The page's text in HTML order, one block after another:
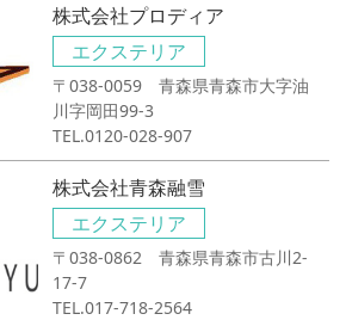
株式会社プロディア
エクステリア
〒038-0059 青森県青森市大字油
川字岡田99-3
TEL.0120-028-907
株式会社青森融雪
エクステリア
〒038-0862 青森県青森市古川2-
17-7
TEL.017-718-2564